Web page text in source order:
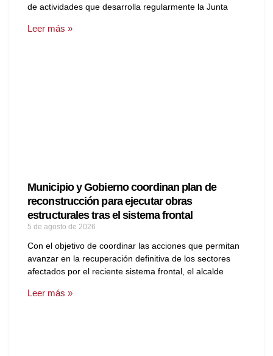
de actividades que desarrolla regularmente la Junta
Leer más »
Municipio y Gobierno coordinan plan de
reconstrucción para ejecutar obras
estructurales tras el sistema frontal
5 de agosto de 2026
Con el objetivo de coordinar las acciones que permitan
avanzar en la recuperación definitiva de los sectores
afectados por el reciente sistema frontal, el alcalde
Leer más »